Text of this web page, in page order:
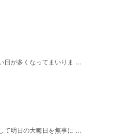
日が多くなってまいりま ...
て明日の大晦日を無事に ...